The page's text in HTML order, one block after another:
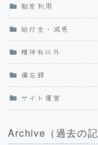
制度利用
給付金・減免
精神科以外
備忘録
サイト運営
Archive（過去の記